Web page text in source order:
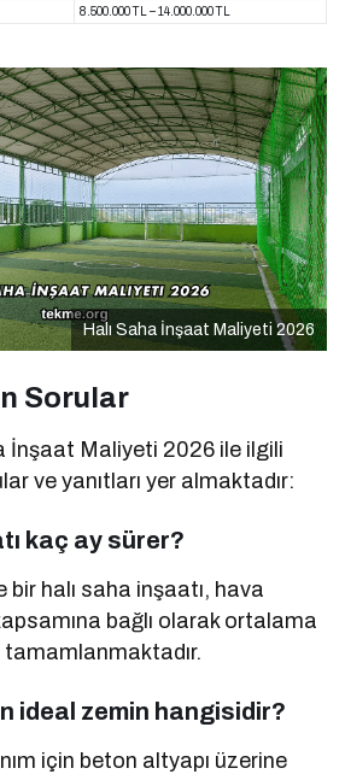
8.500.000 TL – 14.000.000 TL
Halı Saha İnşaat Maliyeti 2026
Sorular
İnşaat Maliyeti 2026 ile ilgili
ve yanıtları yer almaktadır:
kaç ay sürer?
halı saha inşaatı, hava
bağlı olarak ortalama
tamamlanmaktadır.
ideal zemin hangisidir?
için beton altyapı üzerine